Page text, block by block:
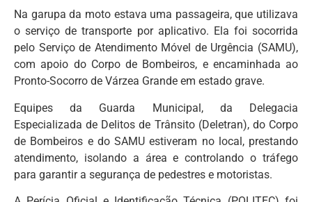
Na garupa da moto estava uma passageira, que utilizava
o serviço de transporte por aplicativo. Ela foi socorrida
pelo Serviço de Atendimento Móvel de Urgência (SAMU),
com apoio do Corpo de Bombeiros, e encaminhada ao
Pronto-Socorro de Várzea Grande em estado grave.
Equipes da Guarda Municipal, da Delegacia
Especializada de Delitos de Trânsito (Deletran), do Corpo
de Bombeiros e do SAMU estiveram no local, prestando
atendimento, isolando a área e controlando o tráfego
para garantir a segurança de pedestres e motoristas.